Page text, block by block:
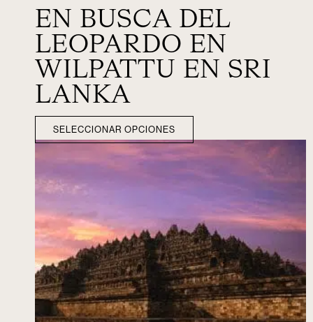
EN BUSCA DEL
LEOPARDO EN
WILPATTU EN SRI
LANKA
SELECCIONAR OPCIONES